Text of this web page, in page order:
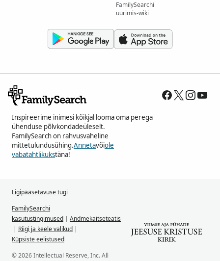
FamilySearchi
uurimis-wiki
Inspireerime inimesi kõikjal looma oma perega
ühenduse põlvkondadeüleselt.
FamilySearch on rahvusvaheline
mittetulundusühing.Annetavõiole
vabatahtlikukstäna!
Ligipääsetavuse tugi
FamilySearchi
kasutustingimused | Andmekaitseteatis
| Riigi ja keele valikud |
Küpsiste eelistused
© 2026 Intellectual Reserve, Inc. All